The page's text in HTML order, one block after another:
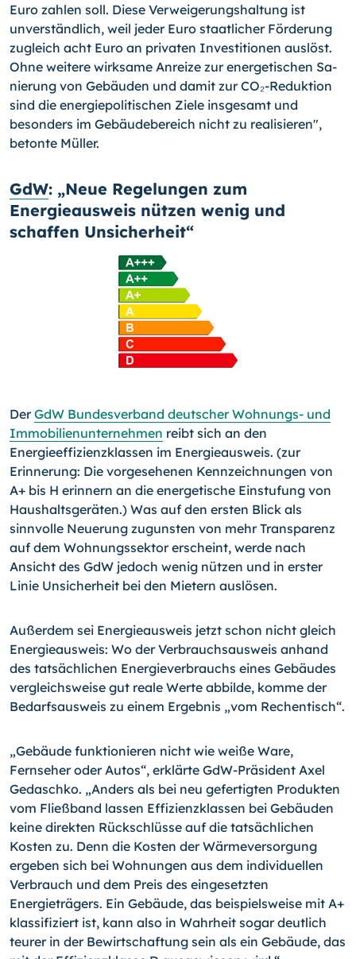
Euro zahlen soll. Diese Verweigerungshal­tung ist
unverständlich, weil jeder Euro staatlicher Förderung
zugleich acht Euro an privaten Investitionen auslöst.
Ohne weitere wirksame Anreize zur energetischen Sa­
nierung von Gebäuden und damit zur CO₂-Reduktion
sind die energiepolitischen Ziele insgesamt und
besonders im Gebäudebereich nicht zu realisieren",
betonte Müller.
GdW: „Neue Regelungen zum
Energieausweis nützen wenig und
schaffen Unsicherheit“
DerGdW Bundesverband deutscher Wohnungs- und
Immobi­lienunternehmen reibt sich an den
Energieeffizienzklassen im Energieausweis. (zur
Erinnerung: Die vorgesehenen Kenn­zeichnungen von
A+ bis H erinnern an die energetische Ein­stufung von
Haushaltsgeräten.) Was auf den ersten Blick als
sinnvolle Neuerung zugunsten von mehr Transparenz
auf dem Wohnungssektor erscheint, werde nach
Ansicht des GdW je­doch wenig nützen und in erster
Linie Unsicherheit bei den Mietern auslösen.
Außerdem sei Energieausweis jetzt schon nicht gleich
Energieausweis: Wo der Ver­brauchsausweis anhand
des tatsächlichen Energieverbrauchs eines Gebäudes
ver­gleichsweise gut reale Werte abbilde, komme der
Bedarfsausweis zu einem Ergebnis „vom Rechentisch“.
„Gebäude funktionieren nicht wie weiße Ware,
Fernseher oder Autos“, erklärte GdW-Präsident Axel
Gedaschko. „Anders als bei neu gefertigten Produkten
vom Fließband lassen Effizienzklassen bei Gebäuden
keine direkten Rückschlüsse auf die tatsächli­chen
Kosten zu. Denn die Kosten der Wärmeversorgung
ergeben sich bei Wohnungen aus dem individuellen
Verbrauch und dem Preis des eingesetzten
Energieträgers. Ein Gebäude, das beispielsweise mit A+
klassifiziert ist, kann also in Wahrheit sogar deut­lich
teurer in der Bewirtschaftung sein als ein Gebäude, das